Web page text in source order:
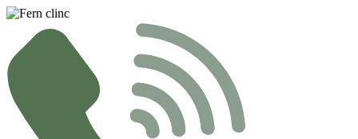
Skip
content